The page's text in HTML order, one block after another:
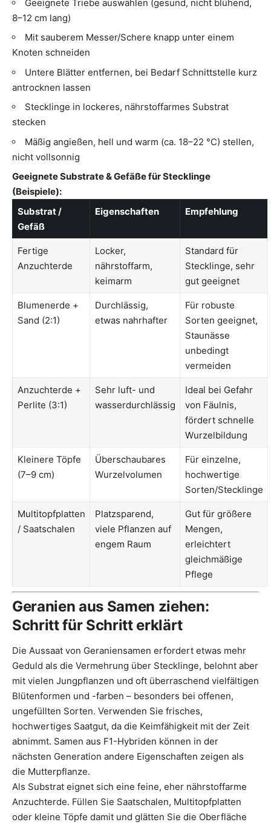
Geeignete Triebe auswählen (gesund, nicht blühend,
8–12 cm lang)
Mit sauberem Messer/Schere knapp unter einem
Knoten schneiden
Untere Blätter entfernen, bei Bedarf Schnittstelle kurz
antrocknen lassen
Stecklinge in lockeres, nährstoffarmes Substrat
stecken
Mäßig angießen, hell und warm (ca. 18–22 °C) stellen,
nicht vollsonnig
Geeignete Substrate & Gefäße für Stecklinge
(Beispiele):
Substrat /
Gefäß
Eigenschaften Empfehlung
Fertige
Anzuchterde
Locker,
nährstoffarm,
keimarm
Standard für
Stecklinge, sehr
gut geeignet
Blumenerde +
Sand (2:1)
Durchlässig,
etwas nahrhafter
Für robuste
Sorten geeignet,
Staunässe
unbedingt
vermeiden
Anzuchterde +
Perlite (3:1)
Sehr luft- und
wasserdurchlässig
Ideal bei Gefahr
von Fäulnis,
fördert schnelle
Wurzelbildung
Kleinere Töpfe
(7–9 cm)
Überschaubares
Wurzelvolumen
Für einzelne,
hochwertige
Sorten/Stecklinge
Multitopfplatten
/ Saatschalen
Platzsparend,
viele Pflanzen auf
engem Raum
Gut für größere
Mengen,
erleichtert
gleichmäßige
Pflege
Geranien aus Samen ziehen:
Schritt für Schritt erklärt
Die Aussaat von Geraniensamen erfordert etwas mehr
Geduld als die Vermehrung über Stecklinge, belohnt aber
mit vielen Jungpflanzen und oft überraschend vielfältigen
Blütenformen und -farben – besonders bei offenen,
ungefüllten Sorten. Verwenden Sie frisches,
hochwertiges Saatgut, da die Keimfähigkeit mit der Zeit
abnimmt. Samen aus F1-Hybriden können in der
nächsten Generation andere Eigenschaften zeigen als
die Mutterpflanze.
Als Substrat eignet sich eine feine, eher nährstoffarme
Anzuchterde. Füllen Sie Saatschalen, Multitopfplatten
oder kleine Töpfe damit und glätten Sie die Oberfläche